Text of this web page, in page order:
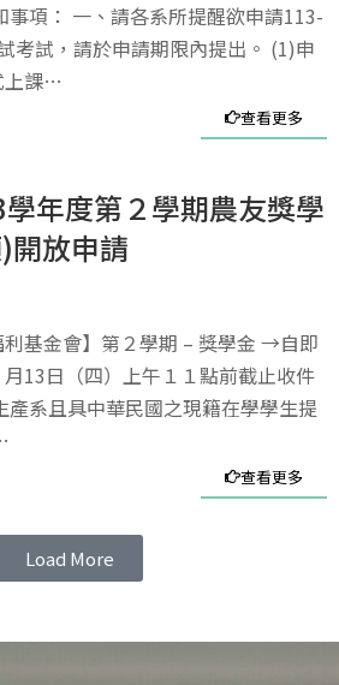
事項： 一、請各系所提醒欲申請113-
考試，請於申請期限內提出。 (1)申
上課…
查看更多
學年度第２學期農友獎學
開放申請
利基金會】第２學期 – 獎學金 →自即
13日（四）上午１１點前截止收件
產系且具中華民國之現籍在學學生提
查看更多
Load More